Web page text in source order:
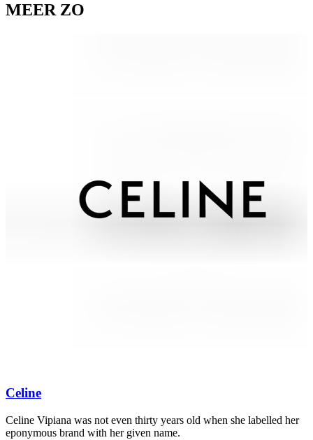
MEER ZO
Celine
Celine Vipiana was not even thirty years old when she labelled her
eponymous brand with her given name.